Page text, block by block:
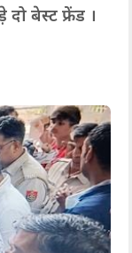
बेस्ट फ्रेंड ।